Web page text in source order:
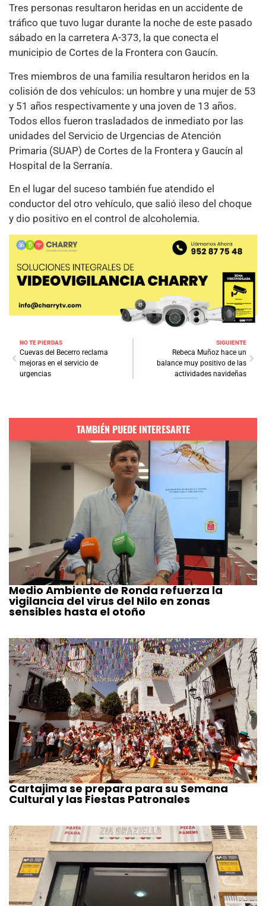
Tres personas resultaron heridas en un accidente de
tráfico que tuvo lugar durante la noche de este pasado
sábado en la carretera A-373, la que conecta el
municipio de Cortes de la Frontera con Gaucín.
Tres miembros de una familia resultaron heridos en la
colisión de dos vehículos: un hombre y una mujer de 53
y 51 años respectivamente y una joven de 13 años.
Todos ellos fueron trasladados de inmediato por las
unidades del Servicio de Urgencias de Atención
Primaria (SUAP) de Cortes de la Frontera y Gaucín al
Hospital de la Serranía.
En el lugar del suceso también fue atendido el
conductor del otro vehículo, que salió ileso del choque
y dio positivo en el control de alcoholemia.
NO TE PIERDAS
Cuevas del Becerro reclama
mejoras en el servicio de
urgencias
SIGUIENTE
Rebeca Muñoz hace un
balance muy positivo de las
actividades navideñas
TAMBIÉN PUEDE INTERESARTE
Medio Ambiente de Ronda refuerza la
vigilancia del virus del Nilo en zonas
sensibles hasta el otoño
Cartajima se prepara para su Semana
Cultural y las Fiestas Patronales